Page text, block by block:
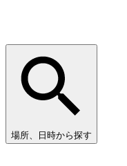
場所、日時から探す